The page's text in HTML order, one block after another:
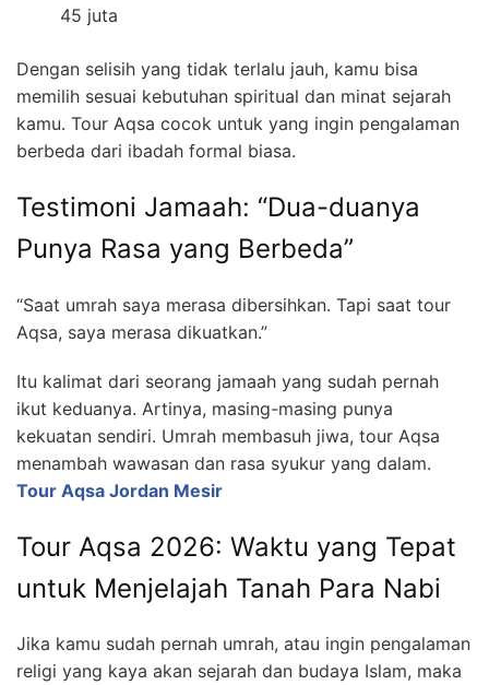
45 juta
Dengan selisih yang tidak terlalu jauh, kamu bisa
memilih sesuai kebutuhan spiritual dan minat sejarah
kamu. Tour Aqsa cocok untuk yang ingin pengalaman
berbeda dari ibadah formal biasa.
Testimoni Jamaah: “Dua-duanya
Punya Rasa yang Berbeda”
“Saat umrah saya merasa dibersihkan. Tapi saat tour
Aqsa, saya merasa dikuatkan.”
Itu kalimat dari seorang jamaah yang sudah pernah
ikut keduanya. Artinya, masing-masing punya
kekuatan sendiri. Umrah membasuh jiwa, tour Aqsa
menambah wawasan dan rasa syukur yang dalam.
Tour Aqsa Jordan Mesir
Tour Aqsa 2026: Waktu yang Tepat
untuk Menjelajah Tanah Para Nabi
Jika kamu sudah pernah umrah, atau ingin pengalaman
religi yang kaya akan sejarah dan budaya Islam, maka